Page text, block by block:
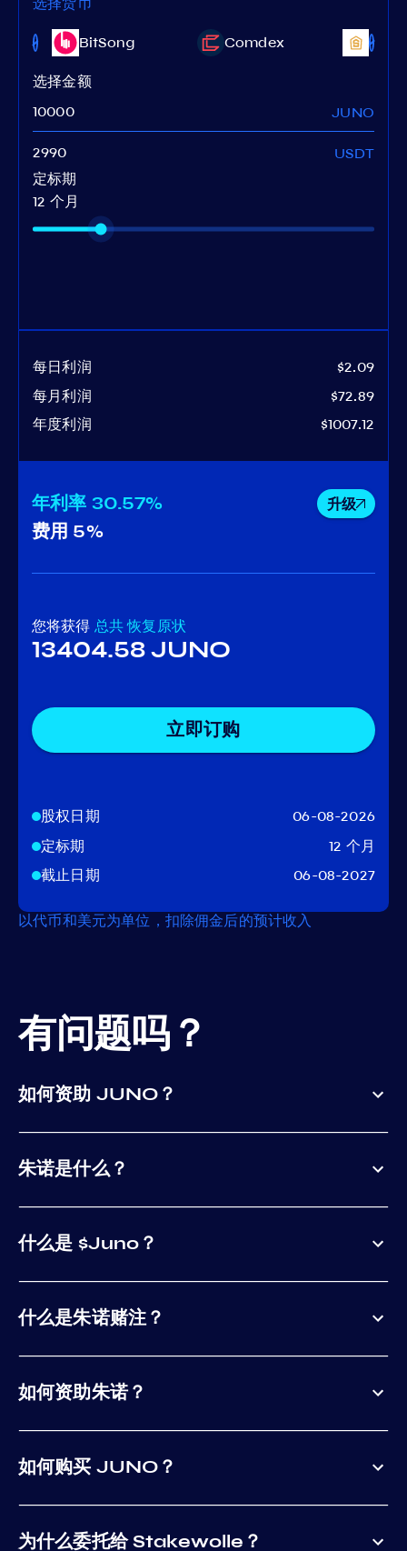
BitSong Comdex
选择金额
JUNO
USDT
定标期
12 个月
每日利润
$2.09
每月利润
$72.89
年度利润
$1007.12
年利率 30.57% 升级
费用 5%
您将获得 总共 恢复原状
13404.58 JUNO
立即订购
股权日期
06-08-2026
定标期
12 个月
截止日期
06-08-2027
以代币和美元为单位，扣除佣金后的预计收入
有问题吗？
如何资助 JUNO？
朱诺是什么？
什么是 $Juno？
什么是朱诺赌注？
如何资助朱诺？
如何购买 JUNO？
为什么委托给 Stakewolle？